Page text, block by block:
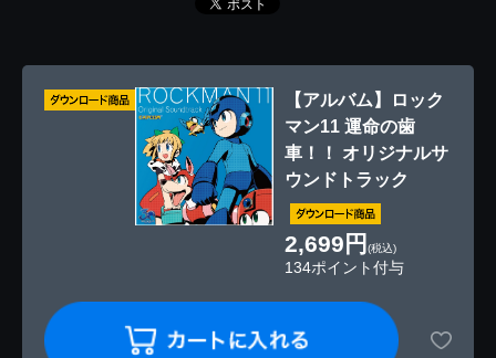
【アルバム】ロック
マン11 運命の歯
車！！ オリジナルサ
ウンドトラック
2,699円(税込)
134ポイント付与